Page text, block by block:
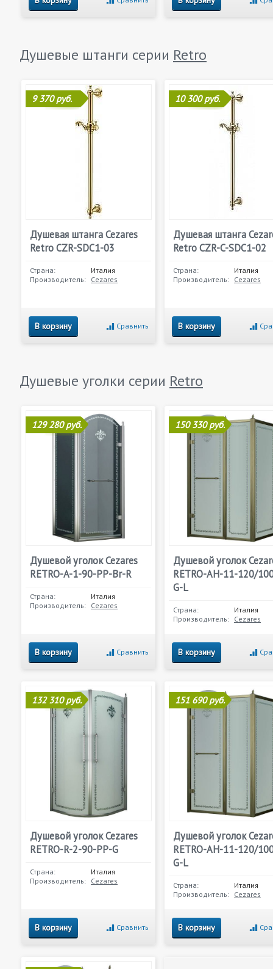
Душевые штанги серии Retro
9 370 руб.
Душевая штанга Cezares
Retro CZR-SDC1-03
Страна:
Италия
Производитель: Cezares
В корзину Сравнить
10 300 руб.
Душевая штанга
Retro CZR-C-SDC1-02
Страна:
Италия
Производитель: Cezares
В корзину
Душевые уголки серии Retro
129 280 руб.
Душевой уголок Cezares
RETRO-A-1-90-PP-Br-R
Страна:
Италия
Производитель: Cezares
В корзину Сравнить
150 330 руб.
Душевой уголок
RETRO-AH-11-120/
G-L
Страна:
Италия
Производитель: Cezares
В корзину
132 310 руб.
Душевой уголок Cezares
RETRO-R-2-90-PP-G
Страна:
Италия
Производитель: Cezares
В корзину Сравнить
151 690 руб.
Душевой уголок
RETRO-AH-11-120/
G-L
Страна:
Италия
Производитель: Cezares
В корзину